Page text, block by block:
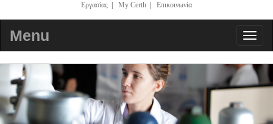
Εργασίας
My Certh Επικοινωνία
Menu